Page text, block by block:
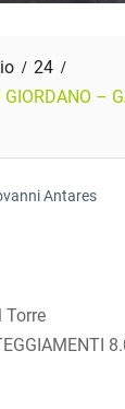
24
–
Antares
Torre